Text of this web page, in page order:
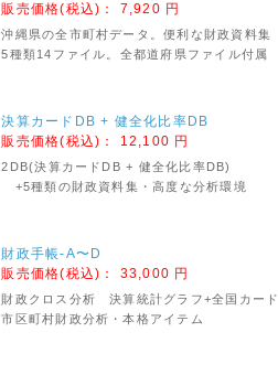
販売価格(税込)： 7,920 円
沖縄県の全市町村データ。便利な財政資料集
5種類14ファイル。全都道府県ファイル付属
決算カードDB + 健全化比率DB
販売価格(税込)： 12,100 円
2DB(決算カードDB + 健全化比率DB)
+5種類の財政資料集・高度な分析環境
財政手帳-A〜D
販売価格(税込)： 33,000 円
財政クロス分析 決算統計グラフ+全国カード
市区町村財政分析・本格アイテム